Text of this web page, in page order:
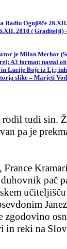
Radiu Ognjišče
2010 ( Graditelji)
je Milan Merhar
A3 format; nastal
in Lucije Bojc izLj.;
slike – Marjeti
tudi sin.
pa je
France
pač
in reki na